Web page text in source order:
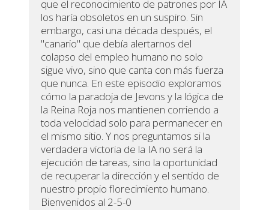
que el reconocimiento de patrones por IA
los haría obsoletos en un suspiro. Sin
embargo, casi una década después, el
"canario" que debía alertarnos del
colapso del empleo humano no solo
sigue vivo, sino que canta con más fuerza
que nunca. En este episodio exploramos
cómo la paradoja de Jevons y la lógica de
la Reina Roja nos mantienen corriendo a
toda velocidad solo para permanecer en
el mismo sitio. Y nos preguntamos si la
verdadera victoria de la IA no será la
ejecución de tareas, sino la oportunidad
de recuperar la dirección y el sentido de
nuestro propio florecimiento humano.
Bienvenidos al 2-5-0